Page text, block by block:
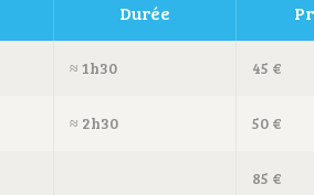
Durée
≈ 1h30 45 €
≈ 2h30 50 €
85 €